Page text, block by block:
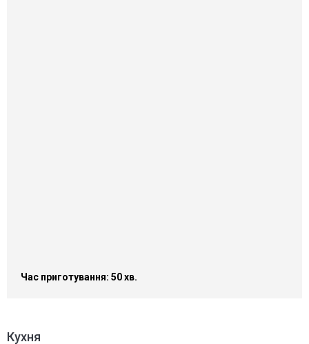
Час приготування: 50 хв.
Кухня